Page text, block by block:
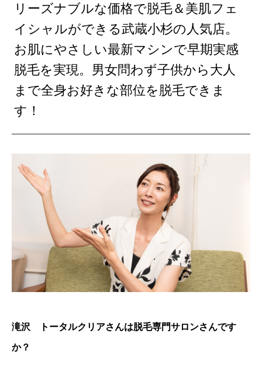
リーズナブルな価格で脱毛＆美肌フェ
イシャルができる武蔵小杉の人気店。
お肌にやさしい最新マシンで早期実感
脱毛を実現。男女問わず子供から大人
まで全身お好きな部位を脱毛できま
す！
滝沢 トータルクリアさんは脱毛専門サロンさんです
か？